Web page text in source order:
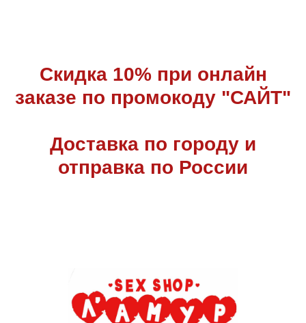
Скидка 10% при онлайн
заказе по промокоду "САЙТ"
Доставка по городу и
отправка по России